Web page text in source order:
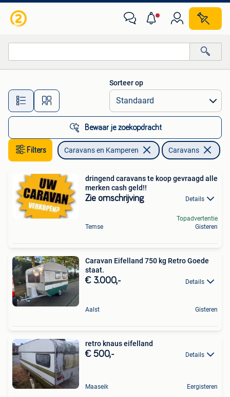
Alle afstanden…
Sorteer op
Bewaar je zoekopdracht
Filters Caravans en Kamperen Caravans
dringend caravans te koop gevraagd alle
merken cash geld!!
Zie omschrijving Details
Temse
Topadvertentie
Gisteren
Caravan Eifelland 750 kg Retro Goede
staat.
€ 3.000,- Details
Aalst Gisteren
retro knaus eifelland
€ 500,- Details
Maaseik Eergisteren